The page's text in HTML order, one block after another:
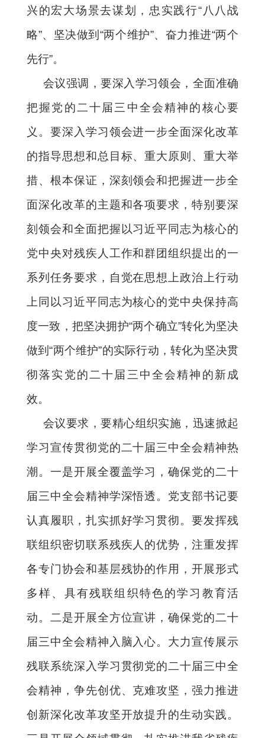
兴的宏大场景去谋划，忠实践行“八八战
略”、坚决做到“两个维护”、奋力推进“两个
先行”。
会议强调，要深入学习领会，全面准确
把握党的二十届三中全会精神的核心要
义。要深入学习领会进一步全面深化改革
的指导思想和总目标、重大原则、重大举
措、根本保证，深刻领会和把握进一步全
面深化改革的主题和各项要求，特别要深
刻领会和全面把握以习近平同志为核心的
党中央对残疾人工作和群团组织提出的一
系列任务要求，自觉在思想上政治上行动
上同以习近平同志为核心的党中央保持高
度一致，把坚决拥护“两个确立”转化为坚决
做到“两个维护”的实际行动，转化为坚决贯
彻落实党的二十届三中全会精神的新成
效。
会议要求，要精心组织实施，迅速掀起
学习宣传贯彻党的二十届三中全会精神热
潮。一是开展全覆盖学习，确保党的二十
届三中全会精神学深悟透。党支部书记要
认真履职，扎实抓好学习贯彻。要发挥残
联组织密切联系残疾人的优势，注重发挥
各专门协会和基层残协的作用，开展形式
多样、具有残联组织特色的学习教育活
动。二是开展全方位宣讲，确保党的二十
届三中全会精神入脑入心。大力宣传展示
残联系统深入学习贯彻党的二十届三中全
会精神，争先创优、克难攻坚，强力推进
创新深化改革攻坚开放提升的生动实践。